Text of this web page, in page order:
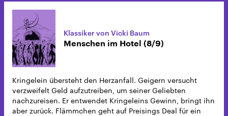
Klassiker von Vicki Baum
Menschen im Hotel (8/9)
Kringelein übersteht den Herzanfall. Geigern versucht
verzweifelt Geld aufzutreiben, um seiner Geliebten
nachzureisen. Er entwendet Kringeleins Gewinn, bringt ihn
aber zurück. Flämmchen geht auf Preisings Deal für ein